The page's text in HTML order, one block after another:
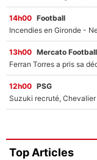
14h00 Football
13h00 Mercato Football
12h00 PSG
Top Articles